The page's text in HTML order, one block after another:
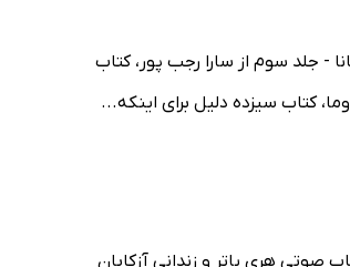
- جلد سوم از سارا رجب پور، کتاب
کتاب سیزده دلیل برای اینکه...
صوتی هری پاتر و زندانی آزکابان